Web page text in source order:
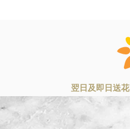
翌日及即日送花